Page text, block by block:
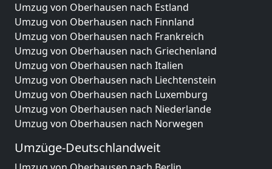
Umzug von Oberhausen nach Estland
Umzug von Oberhausen nach Finnland
Umzug von Oberhausen nach Frankreich
Umzug von Oberhausen nach Griechenland
Umzug von Oberhausen nach Italien
Umzug von Oberhausen nach Liechtenstein
Umzug von Oberhausen nach Luxemburg
Umzug von Oberhausen nach Niederlande
Umzug von Oberhausen nach Norwegen
Umzüge-Deutschlandweit